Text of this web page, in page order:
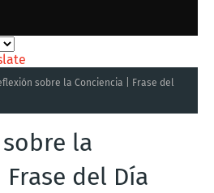
sobre la Conciencia | Frase del
la
del Día